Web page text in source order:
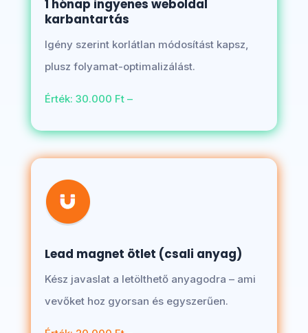
1 hónap ingyenes weboldal
karbantartás
Igény szerint korlátlan módosítást kapsz,
plusz folyamat-optimalizálást.
Érték: 30.000 Ft –
Lead magnet ötlet (csali anyag)
Kész javaslat a letölthető anyagodra – ami
vevőket hoz gyorsan és egyszerűen.